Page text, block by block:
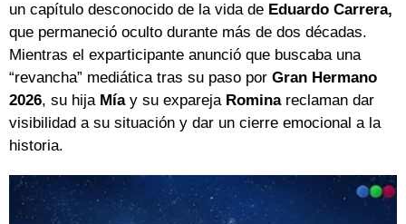
un capítulo desconocido de la vida de Eduardo Carrera,
que permaneció oculto durante más de dos décadas.
Mientras el exparticipante anunció que buscaba una
“revancha” mediática tras su paso por Gran Hermano
2026, su hija Míay su expareja Rominareclaman dar
visibilidad a su situación y dar un cierre emocional a la
historia.